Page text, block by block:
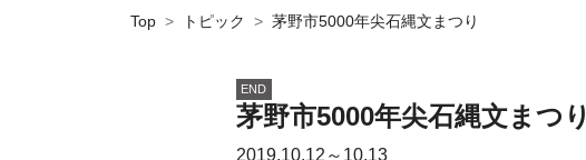
Top トピック 茅野市5000年尖石縄文まつり
END
茅野市5000年尖石縄文まつり
2019.10.12～10.13